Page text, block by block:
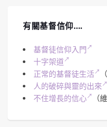
有關基督信仰….
基督徒信仰入門
十字架道
正常的基督徒生活
人的破碎與靈的出來
不住增長的信心
（